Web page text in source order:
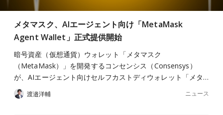
メタマスク、AIエージェント向け「MetaMask
Agent Wallet」正式提供開始
暗号資産（仮想通貨）ウォレット「メタマスク
（MetaMask）」を開発するコンセンシス（Consensys）
が、AIエージェント向けセルフカストディウォレット「メタ…
渡邉洋輔 ニュース